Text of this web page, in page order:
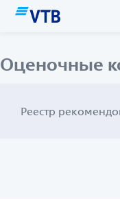
Оценочные
Реестр